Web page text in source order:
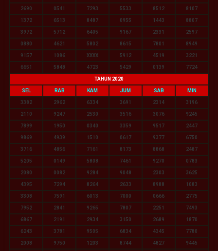
2690 0541 7293 5533 8512 8107
1372 6513 8487 0955 1443 8807
3972 5712 6405 9167 2331 2597
0880 4621 5802 8615 7801 8949
9157 1086 XXXX 5912 4519 3221
6651 5848 4723 5429 0139 7724
TAHUN 2020
SEL RAB KAM JUM SAB MIN
3382 2962 6334 3691 2314 3196
2110 9247 2530 3516 3076 9245
7899 1950 0340 3359 9517 2447
9869 4939 1510 0617 9377 6750
3716 4856 7161 8173 8868 2487
5205 0149 5808 7461 9270 0783
2080 0082 9284 9048 2303 3625
4395 7294 8264 2633 8988 1083
3308 7591 6013 7000 0666 2775
7952 2841 9265 7807 2251 7493
6867 2191 2934 3150 2689 1870
6243 3781 9505 6834 4345 7780
2008 9750 1203 8744 4827 9445